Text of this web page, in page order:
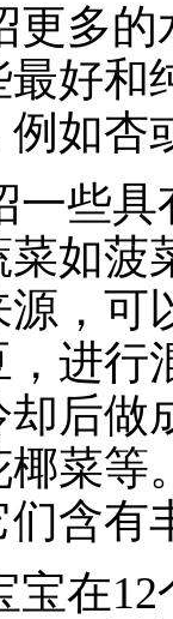
多的
好和
如杏
些具
如菠
，可
进行
后做
菜等
含有
在12